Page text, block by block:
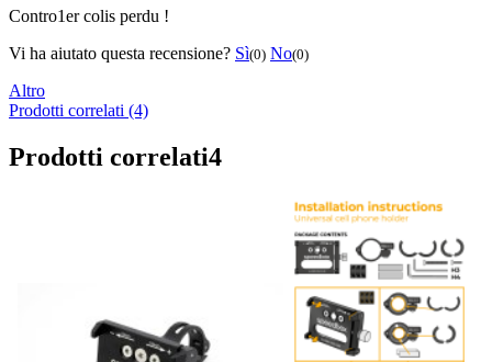
Contro1er colis perdu !
Vi ha aiutato questa recensione? Sì(0) No(0)
Altro
Prodotti correlati (4)
Prodotti correlati4